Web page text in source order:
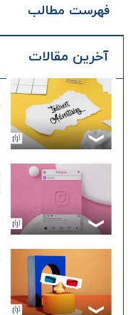
فهرست مطالب
آخرین مقالات